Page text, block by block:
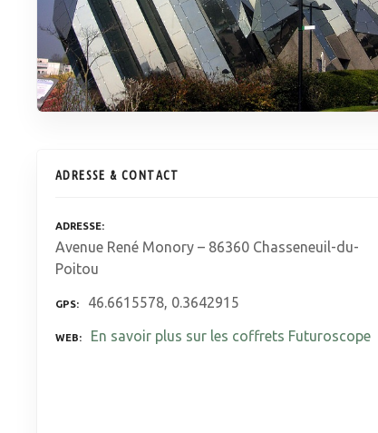
ADRESSE & CONTACT
ADRESSE
Avenue René Monory – 86360 Chasseneuil-du-
Poitou
GPS 46.6615578, 0.3642915
WEB En savoir plus sur les coffrets Futuroscope